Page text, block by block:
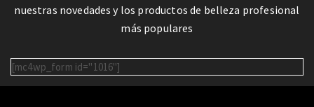
nuestras novedades y los productos de belleza profesional
más populares
[mc4wp_form id="1016"]